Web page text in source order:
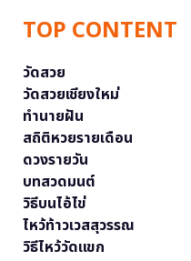
TOP CONTENT
วัดสวย
วัดสวยเชียงใหม่
ทำนายฝัน
สถิติหวยรายเดือน
ดวงรายวัน
บทสวดมนต์
วิธีบนไอ้ไข่
ไหว้ท้าวเวสสุวรรณ
วิธีไหว้วัดแขก